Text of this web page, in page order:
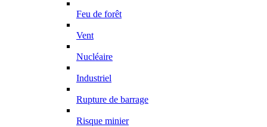
Feu de forêt
Vent
Nucléaire
Industriel
Rupture de barrage
Risque minier